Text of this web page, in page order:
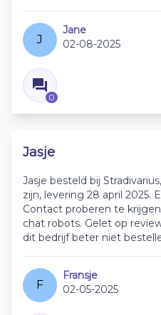
J
Jane
02-08-2025
0
Jasje
Jasje besteld bij
zijn, levering 28 april 2025.
Contact proberen te
chat robots. Gelet op
dit bedrijf beter niet
F
Fransje
02-05-2025